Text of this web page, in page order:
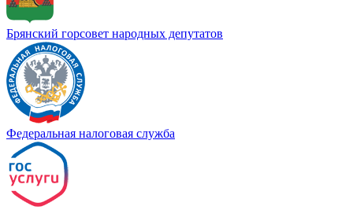
Брянский горсовет народных депутатов
Федеральная налоговая служба